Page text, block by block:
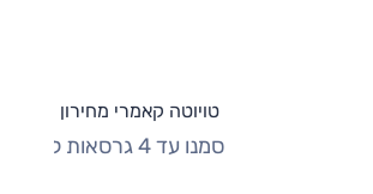
טויוטה קאמרי מחירון וגרסאות
סמנו עד 4 גרסאות להשוואה